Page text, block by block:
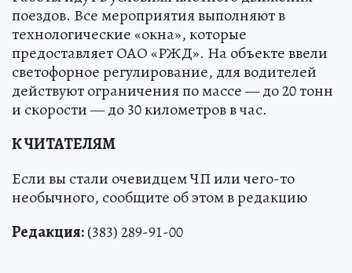
поездов. Все мероприятия выполняют в
технологические «окна», которые
предоставляет ОАО «РЖД». На объекте ввели
светофорное регулирование, для водителей
действуют ограничения по массе — до 20 тонн
и скорости — до 30 километров в час.
К ЧИТАТЕЛЯМ
Если вы стали очевидцем ЧП или чего-то
необычного, сообщите об этом в редакцию
Редакция:(383) 289-91-00